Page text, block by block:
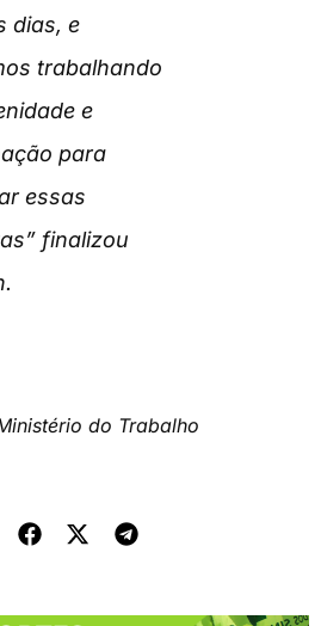
dias, e
trabalhando
e
para
essas
finalizou
do Trabalho